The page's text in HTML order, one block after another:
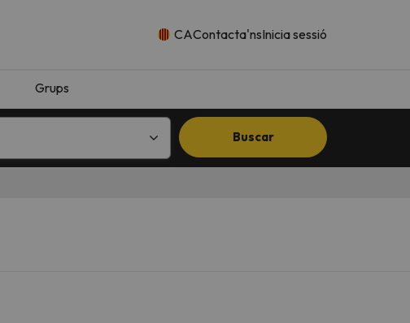
CAContacta'nsInicia sessió
Grups
Buscar